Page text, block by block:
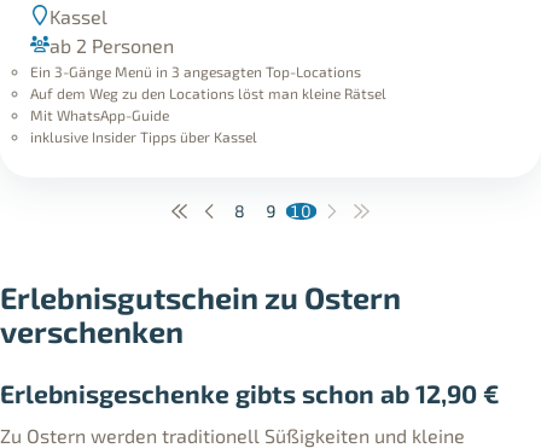
Kassel
ab 2 Personen
Ein 3-Gänge Menü in 3 angesagten Top-Locations
Auf dem Weg zu den Locations löst man kleine Rätsel
Mit WhatsApp-Guide
inklusive Insider Tipps über Kassel
8 9 10
Erlebnisgutschein zu Ostern
verschenken
Erlebnisgeschenke gibts schon ab 12,90 €
Zu Ostern werden traditionell Süßigkeiten und kleine